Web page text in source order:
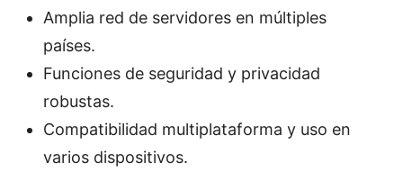
Amplia red de servidores en múltiples
países.
Funciones de seguridad y privacidad
robustas.
Compatibilidad multiplataforma y uso en
varios dispositivos.